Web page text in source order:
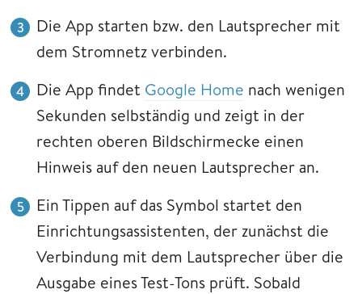
Die App starten bzw. den Lautsprecher mit
dem Stromnetz verbinden.
Die App findet Google Home nach wenigen
Sekunden selbständig und zeigt in der
rechten oberen Bildschirmecke einen
Hinweis auf den neuen Lautsprecher an.
Ein Tippen auf das Symbol startet den
Einrichtungsassistenten, der zunächst die
Verbindung mit dem Lautsprecher über die
Ausgabe eines Test-Tons prüft. Sobald